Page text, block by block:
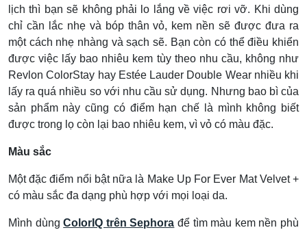
lịch thì bạn sẽ không phải lo lắng về việc rơi vỡ. Khi dùng
chỉ cần lắc nhẹ và bóp thân vỏ, kem nền sẽ được đưa ra
một cách nhẹ nhàng và sạch sẽ. Bạn còn có thể điều khiển
được việc lấy bao nhiêu kem tùy theo nhu cầu, không như
Revlon ColorStay hay Estée Lauder Double Wear nhiều khi
lấy ra quá nhiều so với nhu cầu sử dụng. Nhưng bao bì của
sản phẩm này cũng có điểm hạn chế là mình không biết
được trong lọ còn lại bao nhiêu kem, vì vỏ có màu đặc.
Màu sắc
Một đặc điểm nổi bật nữa là Make Up For Ever Mat Velvet +
có màu sắc đa dạng phù hợp với mọi loại da.
Mình dùngColorIQ trên Sephora để tìm màu kem nền phù